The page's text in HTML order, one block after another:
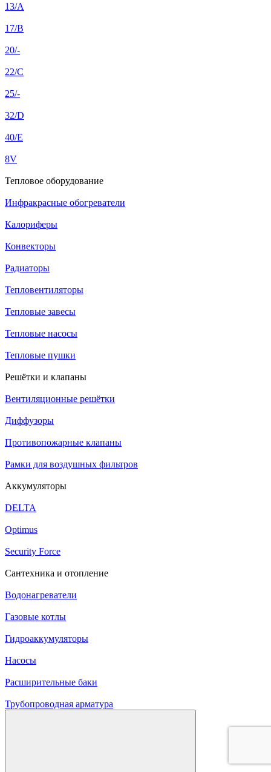
13/A
17/B
20/-
22/C
25/-
32/D
40/E
8V
Тепловое оборудование
Инфракрасные обогреватели
Калориферы
Конвекторы
Радиаторы
Тепловентиляторы
Тепловые завесы
Тепловые насосы
Тепловые пушки
Решётки и клапаны
Вентиляционные решётки
Диффузоры
Противопожарные клапаны
Рамки для воздушных фильтров
Аккумуляторы
DELTA
Optimus
Security Force
Сантехника и отопление
Водонагреватели
Газовые котлы
Гидроаккумуляторы
Насосы
Расширительные баки
Трубопроводная арматура